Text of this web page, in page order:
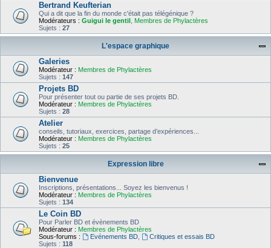
Bertrand Keufterian
Qui a dit que la fin du monde c'était pas télégénique ?
Modérateurs : Guigui le gentil Membres de Phylactères
Sujets : 27
L'espace graphique
Galeries
Modérateur : Membres de Phylactères
Sujets : 147
Projets BD
Pour présenter tout ou partie de ses projets BD.
Modérateur : Membres de Phylactères
Sujets : 28
Atelier
conseils, tutoriaux, exercices, partage d’expériences...
Modérateur : Membres de Phylactères
Sujets : 25
Expression libre
Bienvenue
Inscriptions, présentations... Soyez les bienvenus !
Modérateur : Membres de Phylactères
Sujets : 134
Le Coin BD
Pour Parler BD et évènements BD
Modérateur : Membres de Phylactères
Sous-forums :
Evénements BD,
Critiques et essais BD
Sujets : 118